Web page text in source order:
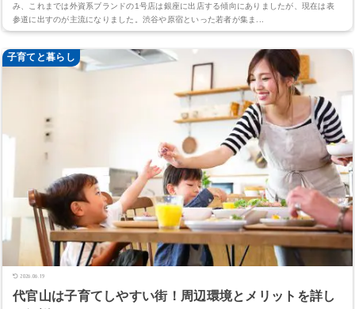
み、これまでは外資系ブランドの1号店は銀座に出店する傾向にありましたが、現在は表
参道に出すのが主流になりました。渋谷や原宿といった若者が集ま...
子育てと暮らし
代官山は子育てしやすい街！周辺環境とメリットを詳し
2026.06.19